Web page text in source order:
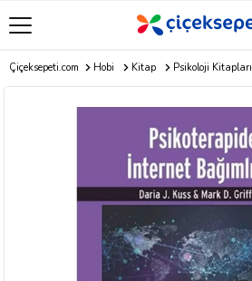
Çiçeksepeti.com Hobi Kitap Psikoloji Kitapları